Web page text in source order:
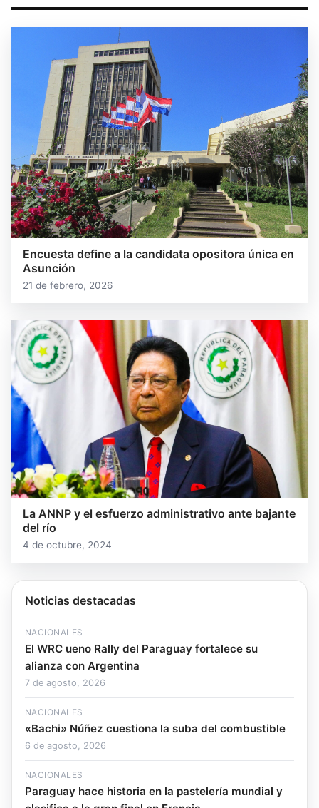
Encuesta define a la candidata opositora única en
Asunción
21 de febrero, 2026
La ANNP y el esfuerzo administrativo ante bajante
del río
4 de octubre, 2024
Noticias destacadas
NACIONALES
El WRC ueno Rally del Paraguay fortalece su
alianza con Argentina
7 de agosto, 2026
NACIONALES
«Bachi» Núñez cuestiona la suba del combustible
6 de agosto, 2026
NACIONALES
Paraguay hace historia en la pastelería mundial y